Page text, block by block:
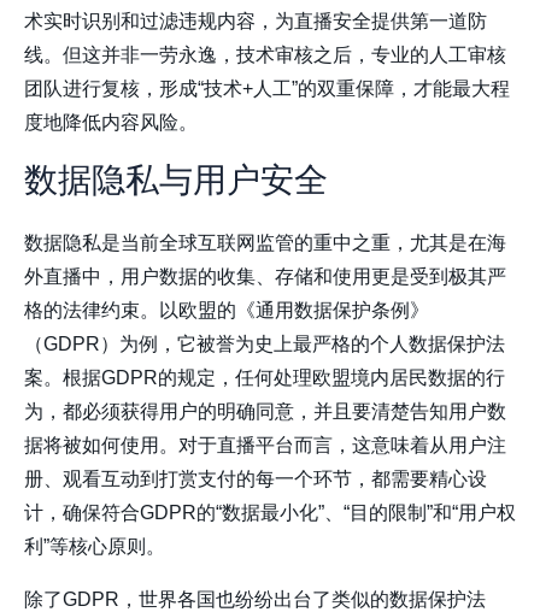
术实时识别和过滤违规内容，为直播安全提供第一道防
线。但这并非一劳永逸，技术审核之后，专业的人工审核
团队进行复核，形成“技术+人工”的双重保障，才能最大程
度地降低内容风险。
数据隐私与用户安全
数据隐私是当前全球互联网监管的重中之重，尤其是在海
外直播中，用户数据的收集、存储和使用更是受到极其严
格的法律约束。以欧盟的《通用数据保护条例》
（GDPR）为例，它被誉为史上最严格的个人数据保护法
案。根据GDPR的规定，任何处理欧盟境内居民数据的行
为，都必须获得用户的明确同意，并且要清楚告知用户数
据将被如何使用。对于直播平台而言，这意味着从用户注
册、观看互动到打赏支付的每一个环节，都需要精心设
计，确保符合GDPR的“数据最小化”、“目的限制”和“用户权
利”等核心原则。
除了GDPR，世界各国也纷纷出台了类似的数据保护法